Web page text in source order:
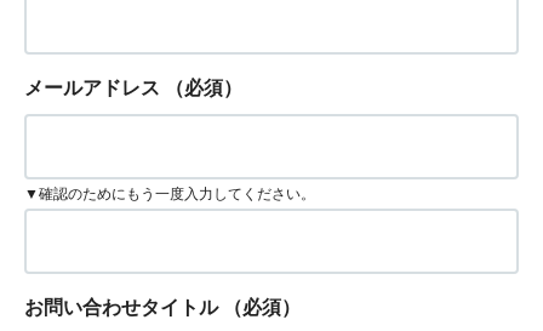
メールアドレス （必須）
▼確認のためにもう一度入力してください。
お問い合わせタイトル （必須）